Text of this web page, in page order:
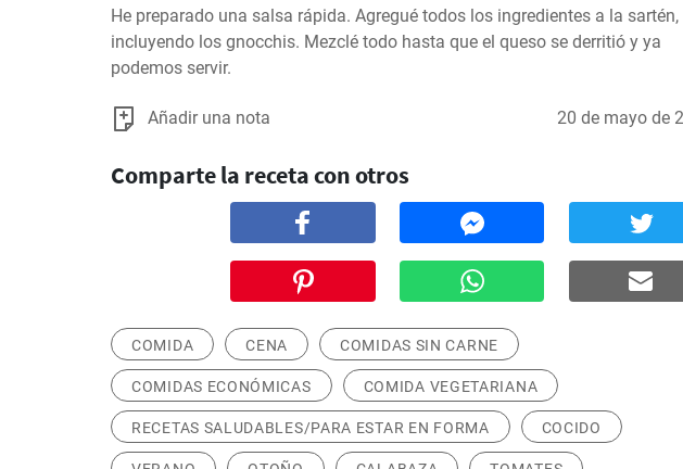
He preparado una salsa rápida. Agregué todos los ingredientes a la sartén,
incluyendo los gnocchis. Mezclé todo hasta que el queso se derritió y ya
podemos servir.
Añadir una nota 20 de mayo de
Comparte la receta con otros
COMIDA CENA COMIDAS SIN CARNE
COMIDAS ECONÓMICAS COMIDA VEGETARIANA
RECETAS SALUDABLES/PARA ESTAR EN FORMA COCIDO